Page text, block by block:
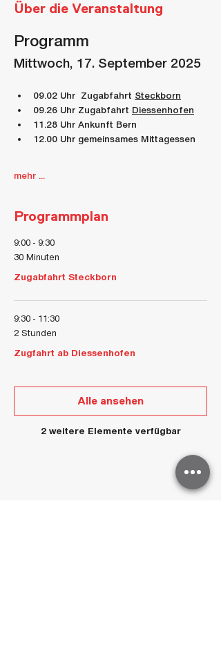
Über die Veranstaltung
Programm
Mittwoch, 17. September 2025
09.02 Uhr Zugabfahrt Steckborn
09.26 Uhr Zugabfahrt Diessenhofen
11.28 Uhr Ankunft Bern
12.00 Uhr gemeinsames Mittagessen
mehr ...
Programmplan
9:00 - 9:30
30 Minuten
Zugabfahrt Steckborn
9:30 - 11:30
2 Stunden
Zugfahrt ab Diessenhofen
2 weitere Elemente verfügbar
Alle ansehen